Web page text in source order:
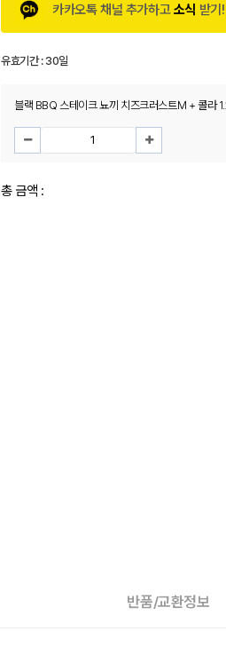
카카오톡 채널 추가하고소식 받기!
유효기간 :30일
블랙 BBQ 스테이크 뇨끼 치즈크러스트M + 콜라
총 금액 :
반품/교환정보